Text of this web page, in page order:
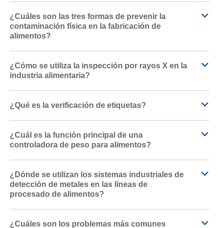
¿Cuáles son las tres formas de prevenir la
contaminación física en la fabricación de
alimentos?
¿Cómo se utiliza la inspección por rayos X en la
industria alimentaria?
¿Qué es la verificación de etiquetas?
¿Cuál es la función principal de una
controladora de peso para alimentos?
¿Dónde se utilizan los sistemas industriales de
detección de metales en las líneas de
procesado de alimentos?
¿Cuáles son los problemas más comunes